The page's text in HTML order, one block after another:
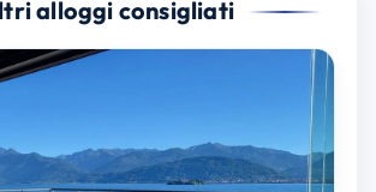
alloggi consigliati